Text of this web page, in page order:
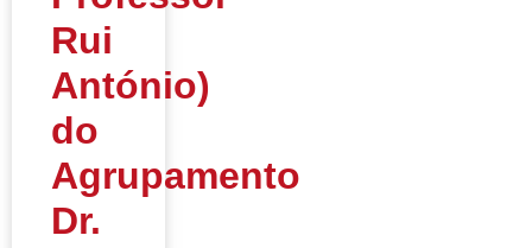
Rui
António)
do
Agrupamento
Dr.